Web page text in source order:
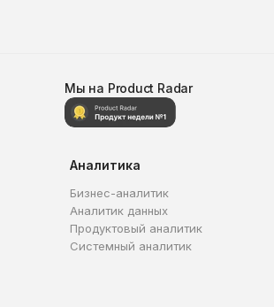
Мы на Product Radar
Аналитика
Бизнес-аналитик
Аналитик данных
Продуктовый аналитик
Системный аналитик